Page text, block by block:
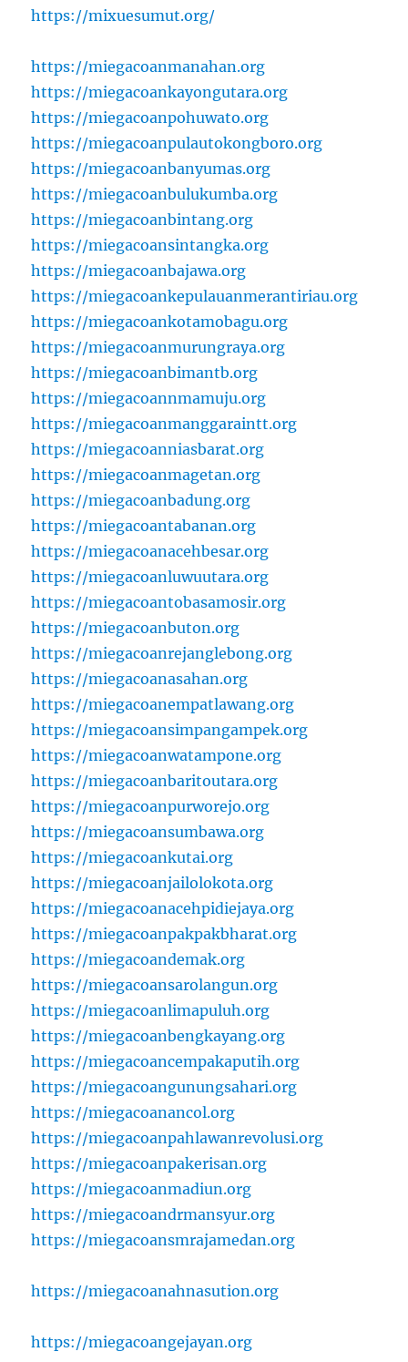
https://mixuesumut.org/
https://miegacoanmanahan.org
https://miegacoankayongutara.org
https://miegacoanpohuwato.org
https://miegacoanpulautokongboro.org
https://miegacoanbanyumas.org
https://miegacoanbulukumba.org
https://miegacoanbintang.org
https://miegacoansintangka.org
https://miegacoanbajawa.org
https://miegacoankepulauanmerantiriau.org
https://miegacoankotamobagu.org
https://miegacoanmurungraya.org
https://miegacoanbimantb.org
https://miegacoannmamuju.org
https://miegacoanmanggaraintt.org
https://miegacoanniasbarat.org
https://miegacoanmagetan.org
https://miegacoanbadung.org
https://miegacoantabanan.org
https://miegacoanacehbesar.org
https://miegacoanluwuutara.org
https://miegacoantobasamosir.org
https://miegacoanbuton.org
https://miegacoanrejanglebong.org
https://miegacoanasahan.org
https://miegacoanempatlawang.org
https://miegacoansimpangampek.org
https://miegacoanwatampone.org
https://miegacoanbaritoutara.org
https://miegacoanpurworejo.org
https://miegacoansumbawa.org
https://miegacoankutai.org
https://miegacoanjailolokota.org
https://miegacoanacehpidiejaya.org
https://miegacoanpakpakbharat.org
https://miegacoandemak.org
https://miegacoansarolangun.org
https://miegacoanlimapuluh.org
https://miegacoanbengkayang.org
https://miegacoancempakaputih.org
https://miegacoangunungsahari.org
https://miegacoanancol.org
https://miegacoanpahlawanrevolusi.org
https://miegacoanpakerisan.org
https://miegacoanmadiun.org
https://miegacoandrmansyur.org
https://miegacoansmrajamedan.org
https://miegacoanahnasution.org
https://miegacoangejayan.org